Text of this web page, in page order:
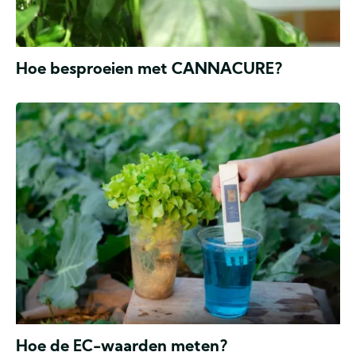
Hoe besproeien met CANNACURE?
Doordat
Water
geven,
pH
&
EC
Hoe de EC-waarden meten?